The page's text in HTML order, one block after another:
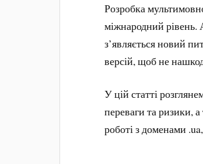
Розробка
міжнародний рівень.
з’являється новий
версій, щоб не
У цій статті
переваги та ризики,
роботі з доменами